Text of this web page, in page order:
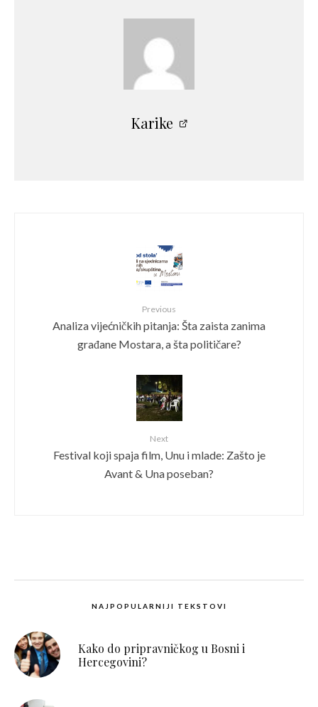
Karike
Previous
Analiza vijećničkih pitanja: Šta zaista zanima
građane Mostara, a šta političare?
Next
Festival koji spaja film, Unu i mlade: Zašto je
Avant & Una poseban?
NAJPOPULARNIJI TEKSTOVI
Kako do pripravničkog u Bosni i
Hercegovini?